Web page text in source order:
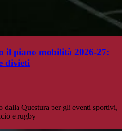
il piano mobilità 2026-27:
divieti
dalla Questura per gli eventi sportivi,
e rugby